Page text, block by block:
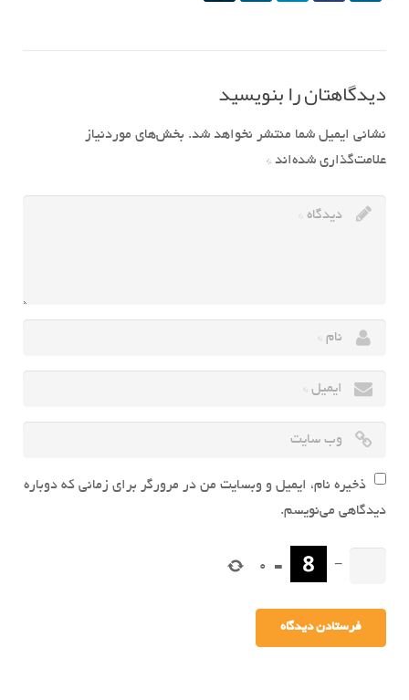
دیدگاهتان را بنویسید
نشانی ایمیل شما منتشر نخواهد شد. بخش‌های موردنیاز
علامت‌گذاری شده‌اند *
ذخیره نام، ایمیل و وبسایت من در مرورگر برای زمانی که دوباره
دیدگاهی می‌نویسم.
−
=
0